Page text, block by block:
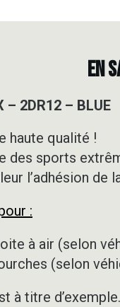
EN
2DR12 – BLUE
haute qualité !
des sports
l’adhésion de
:
à air (selon
(selon
à titre d’exemple.